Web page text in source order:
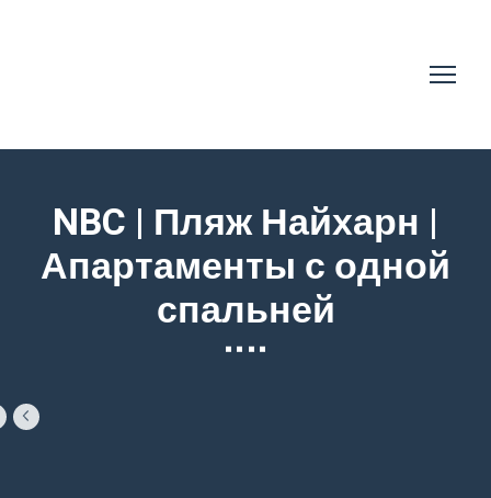
NBC | Пляж Найхарн |
Апартаменты с одной
спальней